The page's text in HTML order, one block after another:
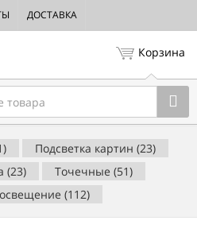
ДОСТАВКА
Корзина
Подсветка картин (23)
(23)
Точечные (51)
(112)